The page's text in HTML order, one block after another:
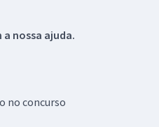
a nossa ajuda.
no concurso